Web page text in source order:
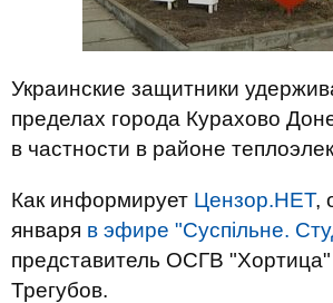
Украинские защитники
пределах города Курахово
в частности в районе
Как информирует Цензор.НЕТ,
января в эфире "Суспільне.
представитель ОСГВ "Хортица"
Трегубов.